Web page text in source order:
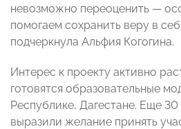
невозможно переоценить —
помогаем сохранить веру в
подчеркнула Альфия Когогина.
Интерес к проекту активно
готовятся образовательные
Республике, Дагестане. Еще
выразили желание принять